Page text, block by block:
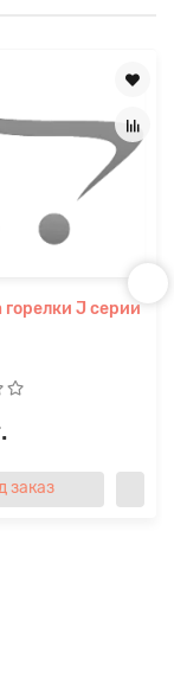
горелки J серии
заказ